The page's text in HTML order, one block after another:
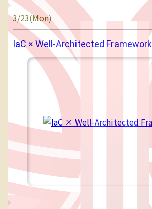
3/23(Mon)
IaC × Well-Architected Framework